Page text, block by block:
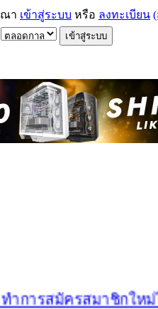
า เข้าสู่ระบบ หรือ ลงทะเบียน
ารสมัครสมาชิกใหม่ไ